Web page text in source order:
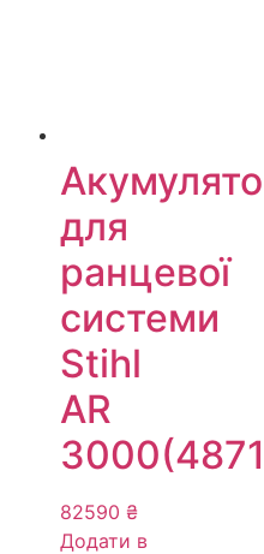
для
ранцевої
системи
Stihl
AR
82590 ₴
Додати в